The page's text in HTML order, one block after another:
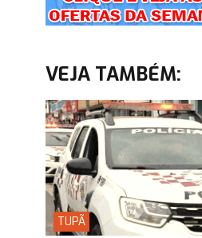
VEJA TAMBÉM:
TUPÃ